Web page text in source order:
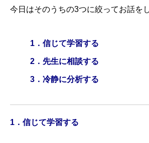
今日はそのうちの3つに絞ってお話を
1．信じて学習する
2．先生に相談する
3．冷静に分析する
1．信じて学習する